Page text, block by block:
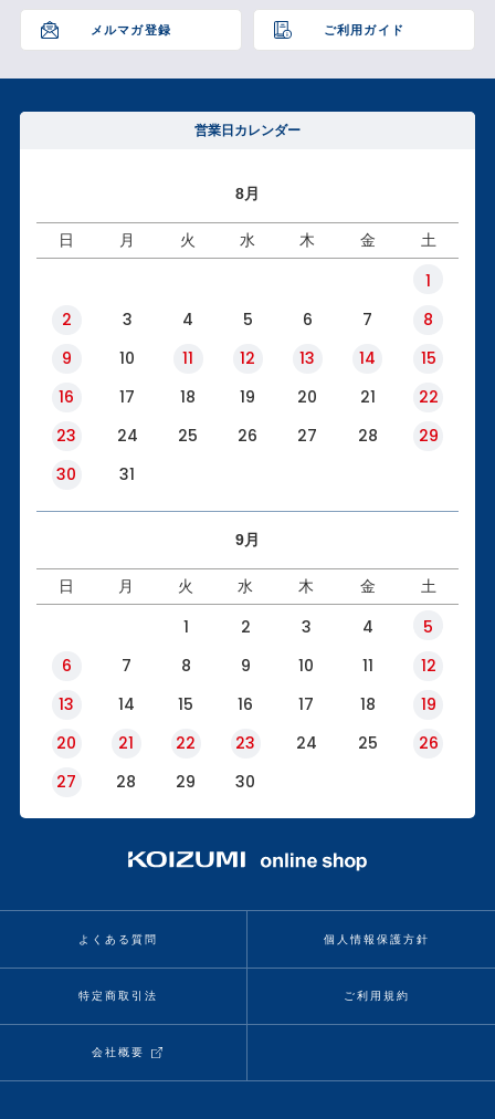
メルマガ登録 ご利用ガイド
へ
営業日カレンダー
8月
日 月 火 水 木 金 土
1
2
3 4 5 6 7
8
9
10 11 12 13 14
15
16
17 18 19 20 21
22
23
24 25 26 27 28
29
30
31
9月
日 月 火 水 木 金 土
1 2 3 4
5
6
7 8 9 10 11
12
13
14 15 16 17 18
19
20
21 22 23 24 25
26
27
28 29 30
よくある質問 個人情報保護方針
特定商取引法 ご利用規約
会社概要